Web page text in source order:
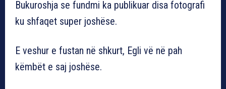
Bukuroshja se fundmi ka publikuar disa fotografi
ku shfaqet super joshëse.
E veshur e fustan në shkurt, Egli vë në pah
këmbët e saj joshëse.